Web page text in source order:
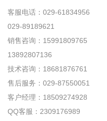
客服电话：029-61834956
029-89189621
销售咨询：15991809765
13892807136
技术咨询：18681876761
售后服务：029-87550051
客户经理：18509274928
QQ客服：2309176989